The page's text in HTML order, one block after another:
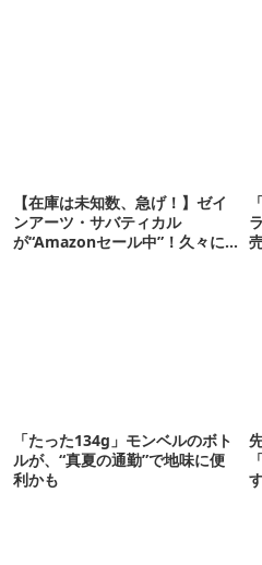
【在庫は未知数、急げ！】ゼイ
ンアーツ・サバティカル
が“Amazonセール中”！久々に
「たった134g」モンベルのボト
ルが、“真夏の通勤”で地味に便
利かも